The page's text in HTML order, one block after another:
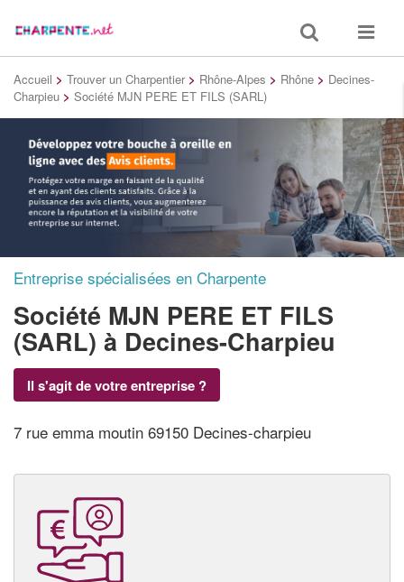
Toggle
search
Toggle
Accueil > Trouver un Charpentier > Rhône-Alpes > Rhône > Decines-
Charpieu > Société MJN PERE ET FILS (SARL)
Entreprise spécialisées en Charpente
Société MJN PERE ET FILS
(SARL) à Decines-Charpieu
Il s'agit de votre entreprise ?
7 rue emma moutin 69150 Decines-charpieu